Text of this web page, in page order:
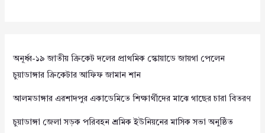
অনূর্ধ্ব-১৯ জাতীয় ক্রিকেট দলের প্রাথমিক স্কোয়াডে জায়গা পেলেন
চুয়াডাঙ্গার ক্রিকেটার আফিফ জামান শান
আলমডাঙ্গার এরশাদপুর একাডেমিতে শিক্ষার্থীদের মাঝে গাছের চারা বিতরণ
চুয়াডাঙ্গা জেলা সড়ক পরিবহন শ্রমিক ইউনিয়নের মাসিক সভা অনুষ্ঠিত